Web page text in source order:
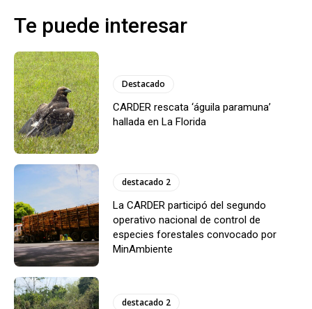
Te puede interesar
Destacado
CARDER rescata ‘águila paramuna’
hallada en La Florida
destacado 2
La CARDER participó del segundo
operativo nacional de control de
especies forestales convocado por
MinAmbiente
destacado 2